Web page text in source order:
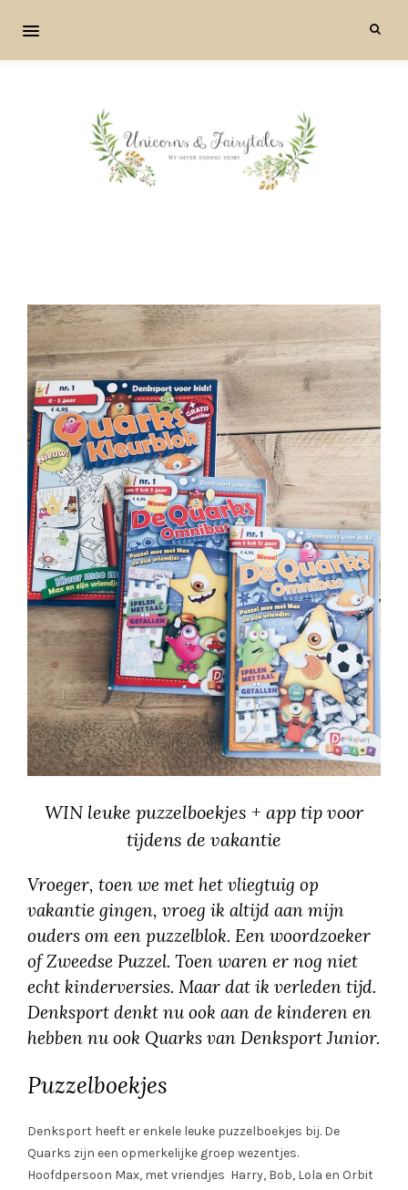
WIN leuke puzzelboekjes + app tip voor
tijdens de vakantie
Vroeger, toen we met het vliegtuig op
vakantie gingen, vroeg ik altijd aan mijn
ouders om een puzzelblok. Een woordzoeker
of Zweedse Puzzel. Toen waren er nog niet
echt kinderversies. Maar dat ik verleden tijd.
Denksport denkt nu ook aan de kinderen en
hebben nu ook Quarks van Denksport Junior.
Puzzelboekjes
Denksport heeft er enkele leuke puzzelboekjes bij. De
Quarks zijn een opmerkelijke groep wezentjes.
Hoofdpersoon Max, met vriendjes Harry, Bob, Lola en Orbit